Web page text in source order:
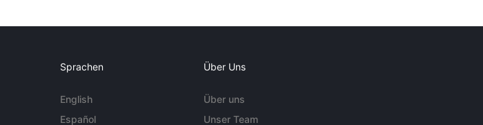
Sprachen
English
Español
Über Uns
Über uns
Unser Team